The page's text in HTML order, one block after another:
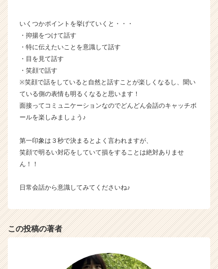
就
サ
ア
キ
ャ
リ
h
e
C
r）
いくつかポイントを挙げていくと・・・
・抑揚をつけて話す
・特に伝えたいことを意識して話す
・目を見て話す
・笑顔で話す
※笑顔で話をしていると自然と話すことが楽しくなるし、聞い
ている側の表情も明るくなると思います！
面接ってコミュニケーションなのでどんどん会話のキャッチボ
ールを楽しみましょう♪
第一印象は３秒で決まるとよく言われますが、
笑顔で明るい対応をしていて損をすることは絶対ありませ
ん！！
日常会話から意識してみてくださいね♪
この投稿の著者